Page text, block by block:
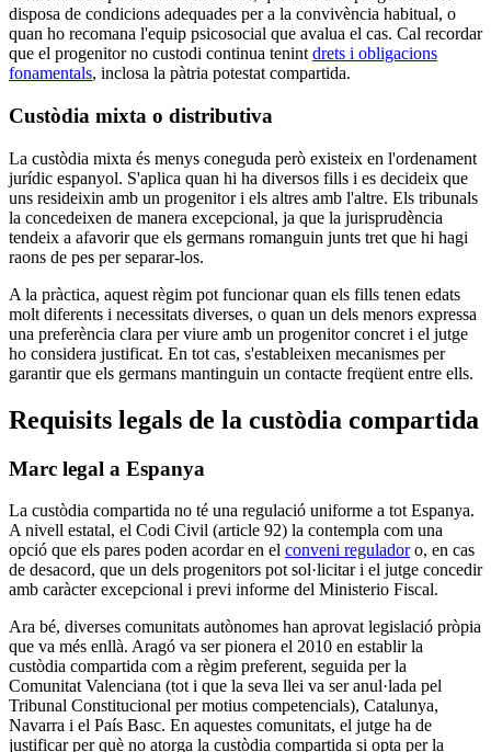
disposa de condicions adequades per a la convivència habitual, o
quan ho recomana l'equip psicosocial que avalua el cas. Cal recordar
que el progenitor no custodi continua tenint drets i obligacions
fonamentals, inclosa la pàtria potestat compartida.
Custòdia mixta o distributiva
La custòdia mixta és menys coneguda però existeix en l'ordenament
jurídic espanyol. S'aplica quan hi ha diversos fills i es decideix que
uns resideixin amb un progenitor i els altres amb l'altre. Els tribunals
la concedeixen de manera excepcional, ja que la jurisprudència
tendeix a afavorir que els germans romanguin junts tret que hi hagi
raons de pes per separar-los.
A la pràctica, aquest règim pot funcionar quan els fills tenen edats
molt diferents i necessitats diverses, o quan un dels menors expressa
una preferència clara per viure amb un progenitor concret i el jutge
ho considera justificat. En tot cas, s'estableixen mecanismes per
garantir que els germans mantinguin un contacte freqüent entre ells.
Requisits legals de la custòdia compartida
Marc legal a Espanya
La custòdia compartida no té una regulació uniforme a tot Espanya.
A nivell estatal, el Codi Civil (article 92) la contempla com una
opció que els pares poden acordar en el conveni reguladoro, en cas
de desacord, que un dels progenitors pot sol·licitar i el jutge concedir
amb caràcter excepcional i previ informe del Ministerio Fiscal.
Ara bé, diverses comunitats autònomes han aprovat legislació pròpia
que va més enllà. Aragó va ser pionera el 2010 en establir la
custòdia compartida com a règim preferent, seguida per la
Comunitat Valenciana (tot i que la seva llei va ser anul·lada pel
Tribunal Constitucional per motius competencials), Catalunya,
Navarra i el País Basc. En aquestes comunitats, el jutge ha de
justificar per què no atorga la custòdia compartida si opta per la